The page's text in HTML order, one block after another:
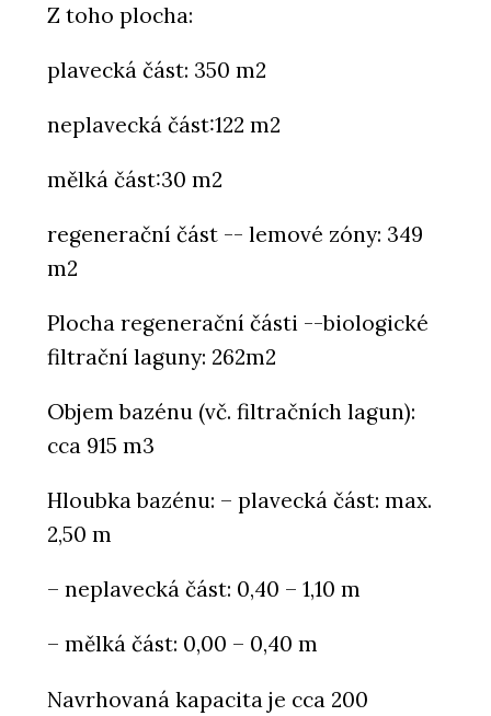
Z toho plocha:
plavecká část: 350 m2
neplavecká část:122 m2
mělká část:30 m2
regenerační část -- lemové zóny: 349
m2
Plocha regenerační části --biologické
filtrační laguny: 262m2
Objem bazénu (vč. filtračních lagun):
cca 915 m3
Hloubka bazénu: – plavecká část: max.
2,50 m
– neplavecká část: 0,40 – 1,10 m
– mělká část: 0,00 – 0,40 m
Navrhovaná kapacita je cca 200